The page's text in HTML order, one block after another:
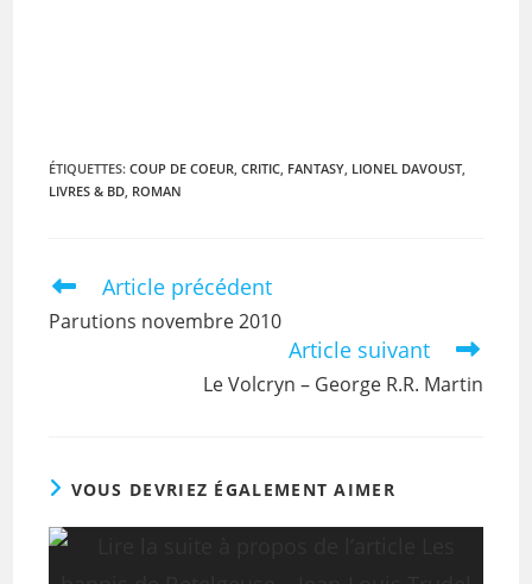
ÉTIQUETTES:COUP DE COEUR, CRITIC, FANTASY, LIONEL DAVOUST,
LIVRES & BD, ROMAN
Article précédent
Parutions novembre 2010
Article suivant
Le Volcryn – George R.R. Martin
VOUS DEVRIEZ ÉGALEMENT AIMER